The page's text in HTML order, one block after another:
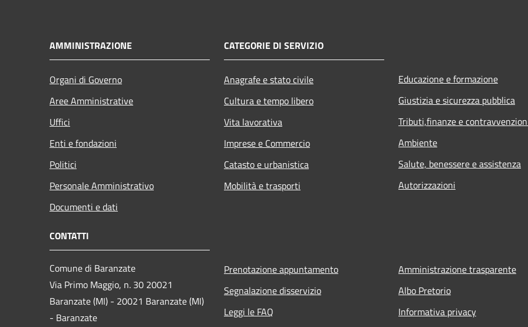
AMMINISTRAZIONE
Organi di Governo
Aree Amministrative
Uffici
Enti e fondazioni
Politici
Personale Amministrativo
Documenti e dati
CATEGORIE DI SERVIZIO
Anagrafe e stato civile
Cultura e tempo libero
Vita lavorativa
Imprese e Commercio
Catasto e urbanistica
Mobilità e trasporti
Educazione e formazione
Giustizia e sicurezza pubblica
Tributi,finanze e
Ambiente
Salute, benessere e assistenza
Autorizzazioni
CONTATTI
Comune di Baranzate
Via Primo Maggio, n. 30 20021
Baranzate (MI) - 20021 Baranzate (MI)
- Baranzate
Prenotazione appuntamento
Segnalazione disservizio
Leggi le FAQ
Amministrazione trasparente
Albo Pretorio
Informativa privacy